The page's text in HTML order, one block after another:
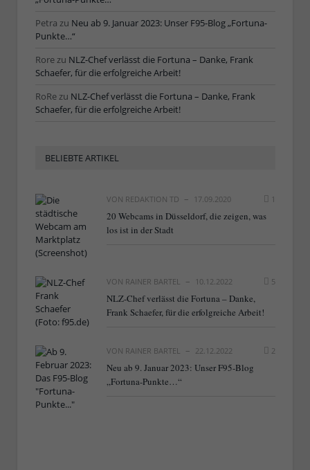
Petra zu Neu ab 9. Januar 2023: Unser F95-Blog „Fortuna-
Punkte…“
Rorezu NLZ-Chef verlässt die Fortuna – Danke, Frank
Schaefer, für die erfolgreiche Arbeit!
RoRezu NLZ-Chef verlässt die Fortuna – Danke, Frank
Schaefer, für die erfolgreiche Arbeit!
BELIEBTE ARTIKEL
VON REDAKTION TD 17.09.2020 1
20 Webcams in Düsseldorf, die zeigen, was
los ist in der Stadt
VON RAINER BARTEL 10.12.2022 5
NLZ-Chef verlässt die Fortuna – Danke,
Frank Schaefer, für die erfolgreiche Arbeit!
VON RAINER BARTEL 22.12.2022 2
Neu ab 9. Januar 2023: Unser F95-Blog
„Fortuna-Punkte…“